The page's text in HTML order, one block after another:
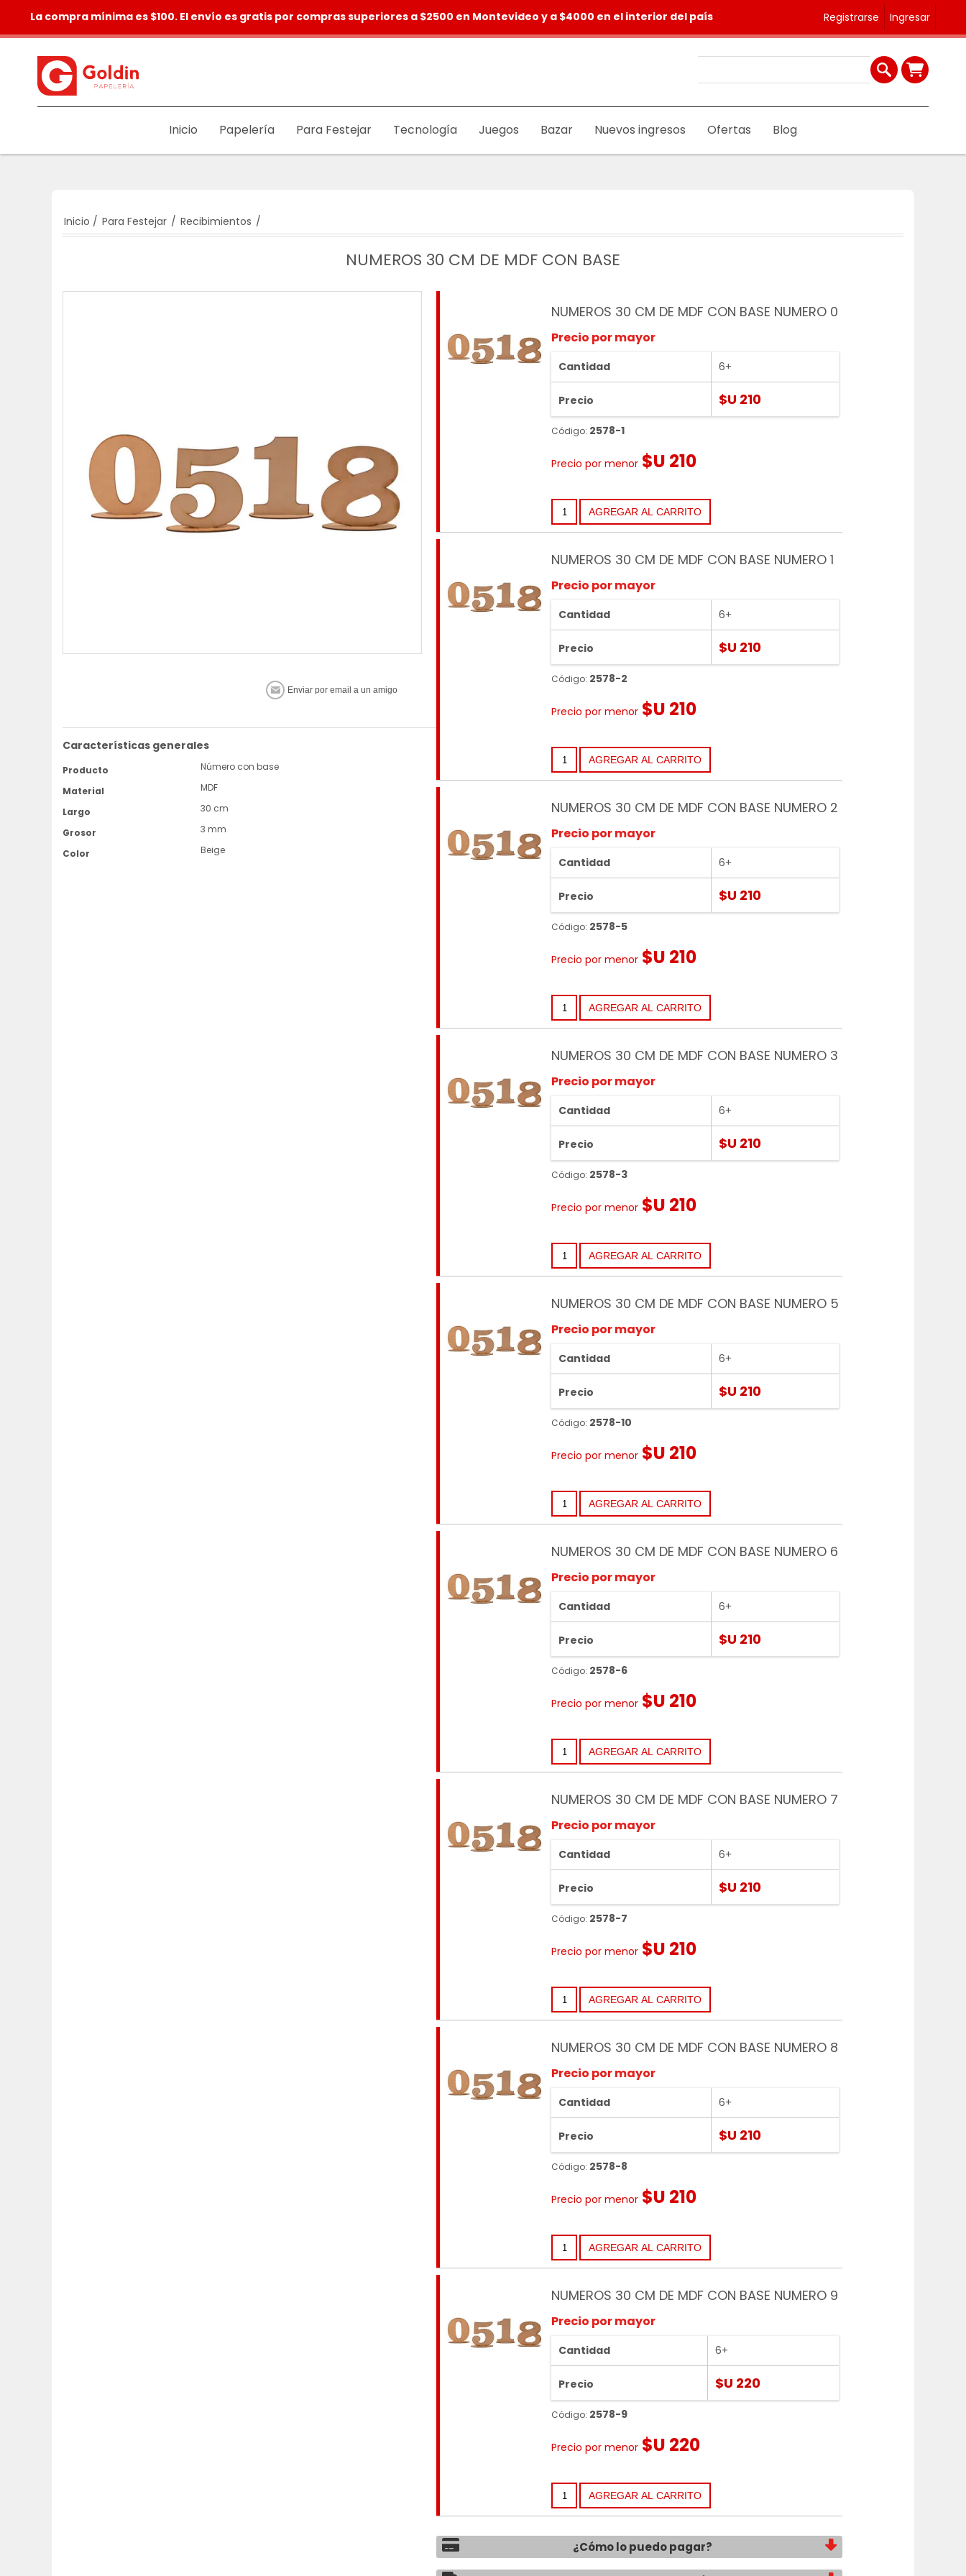
Registrarse Ingresar
La compra mínima es $100. El envío es gratis por compras superiores a $2500 en Montevideo y a $4000 en el interior del país
Inicio Papelería Para Festejar Tecnología Juegos Bazar Nuevos ingresos Ofertas Blog
Inicio / Para Festejar / Recibimientos /
NUMEROS 30 CM DE MDF CON BASE
Características generales
Producto
Número con base
Material
MDF
Largo
30 cm
Grosor
3 mm
Color
Beige
NUMEROS 30 CM DE MDF CON BASE NUMERO 0
Precio por mayor
Cantidad 6+
Precio $U 210
Código: 2578-1
Precio por menor $U 210
NUMEROS 30 CM DE MDF CON BASE NUMERO 1
Precio por mayor
Cantidad 6+
Precio $U 210
Código: 2578-2
Precio por menor $U 210
NUMEROS 30 CM DE MDF CON BASE NUMERO 2
Precio por mayor
Cantidad 6+
Precio $U 210
Código: 2578-5
Precio por menor $U 210
NUMEROS 30 CM DE MDF CON BASE NUMERO 3
Precio por mayor
Cantidad 6+
Precio $U 210
Código: 2578-3
Precio por menor $U 210
NUMEROS 30 CM DE MDF CON BASE NUMERO 5
Precio por mayor
Cantidad 6+
Precio $U 210
Código: 2578-10
Precio por menor $U 210
NUMEROS 30 CM DE MDF CON BASE NUMERO 6
Precio por mayor
Cantidad 6+
Precio $U 210
Código: 2578-6
Precio por menor $U 210
NUMEROS 30 CM DE MDF CON BASE NUMERO 7
Precio por mayor
Cantidad 6+
Precio $U 210
Código: 2578-7
Precio por menor $U 210
NUMEROS 30 CM DE MDF CON BASE NUMERO 8
Precio por mayor
Cantidad 6+
Precio $U 210
Código: 2578-8
Precio por menor $U 210
NUMEROS 30 CM DE MDF CON BASE NUMERO 9
Precio por mayor
Cantidad 6+
Precio $U 220
Código: 2578-9
Precio por menor $U 220
¿Cómo lo puedo pagar?